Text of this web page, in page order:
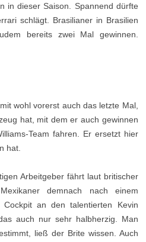
in dieser Saison. Spannend dürfte
schlägt. Brasilianer in Brasilien
bereits zwei Mal gewinnen.
wohl vorerst auch das letzte Mal,
hat, mit dem er auch gewinnen
Team fahren. Er ersetzt hier
hat.
Arbeitgeber fährt laut britischer
demnach nach einem
an den talentierten Kevin
auch nur sehr halbherzig. Man
ließ der Brite wissen. Auch